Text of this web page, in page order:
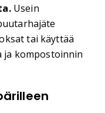
Usein
tai käyttää
ja kompostoinnin